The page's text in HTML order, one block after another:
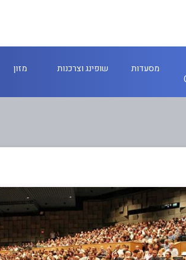
מסעדות שופינג וצרכנות מזון